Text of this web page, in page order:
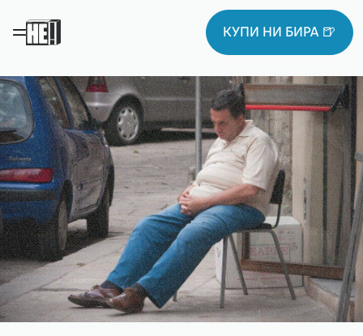
КУПИ НИ БИРА 🍺